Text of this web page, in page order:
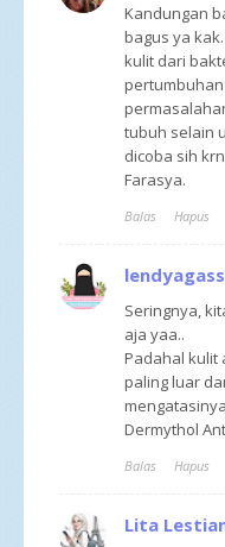
Kandungan
bagus ya
kulit dari
tubuh selain
dicoba sih
Farasya.
Balas Hapus
Seringnya,
aja yaa..
Padahal kulit
paling luar
Dermythol
Balas Hapus
Lita